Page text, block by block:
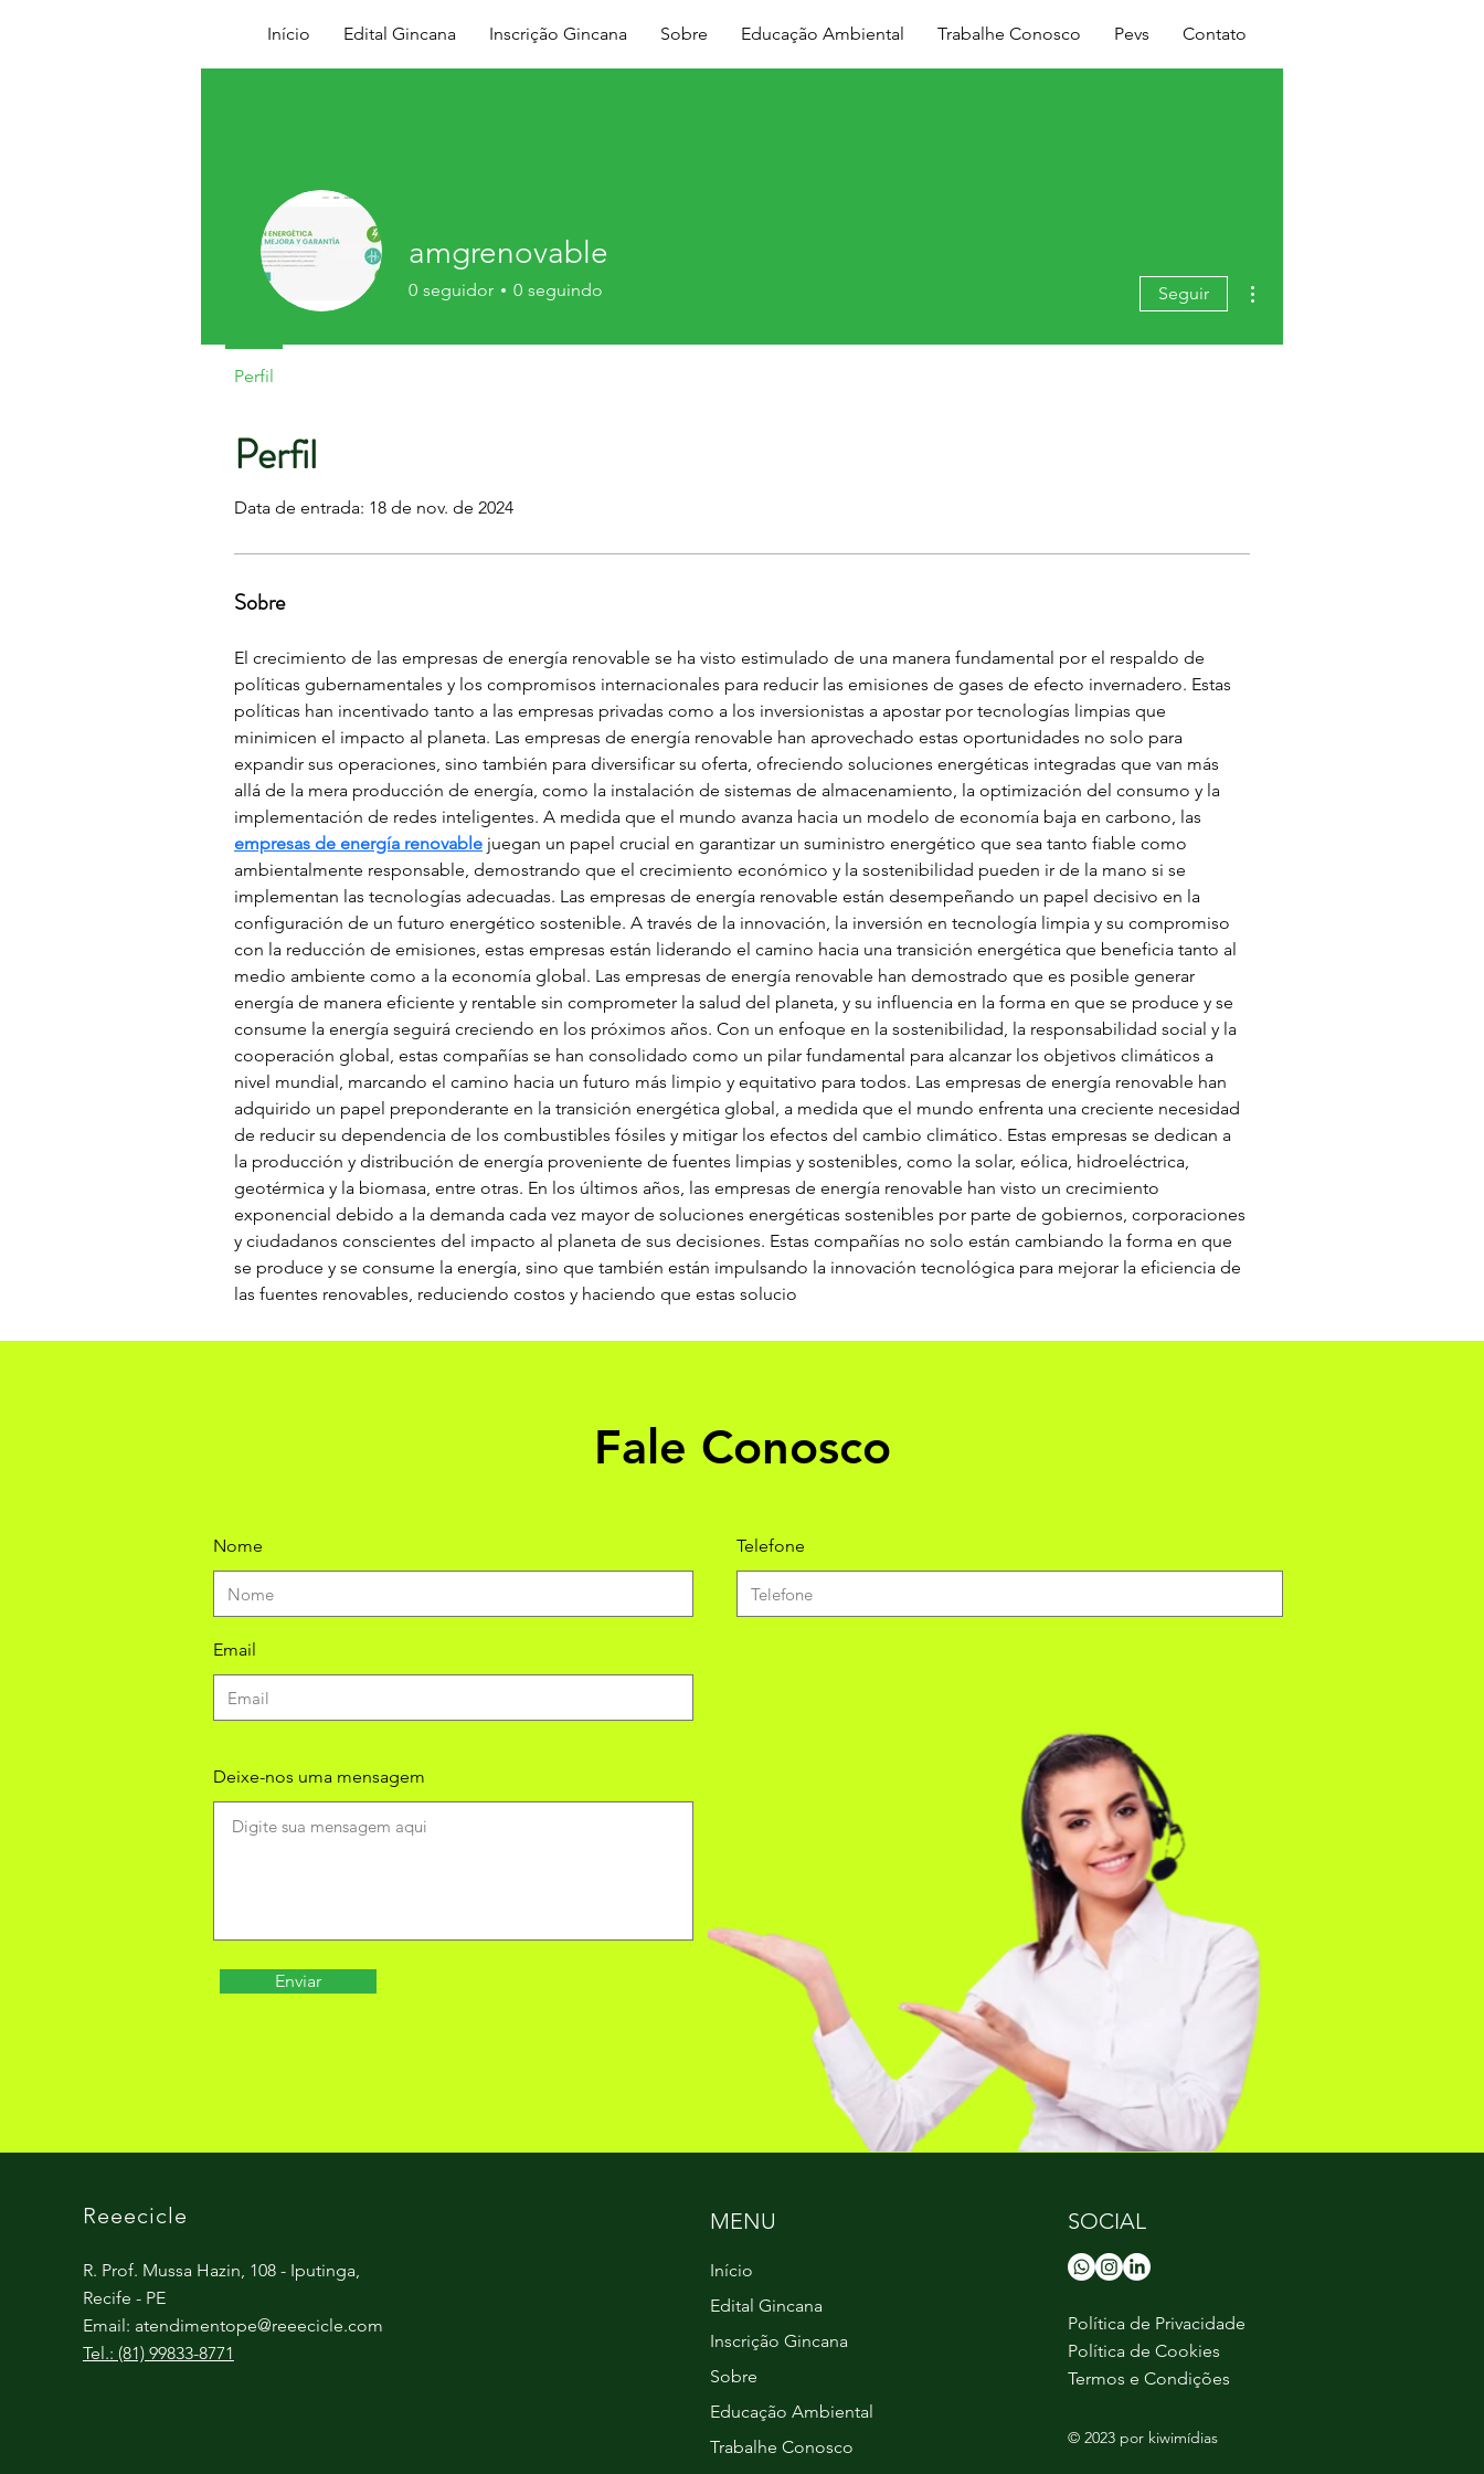
Início Edital Gincana Inscrição Gincana Sobre Educação Ambiental Trabalhe Conosco Pevs Contato
Perfil
Data de entrada: 18 de nov. de 2024
Sobre
El crecimiento de las empresas de energía renovable se ha visto estimulado de una manera fundamental por el respaldo de
políticas gubernamentales y los compromisos internacionales para reducir las emisiones de gases de efecto invernadero. Estas
políticas han incentivado tanto a las empresas privadas como a los inversionistas a apostar por tecnologías limpias que
minimicen el impacto al planeta. Las empresas de energía renovable han aprovechado estas oportunidades no solo para
expandir sus operaciones, sino también para diversificar su oferta, ofreciendo soluciones energéticas integradas que van más
allá de la mera producción de energía, como la instalación de sistemas de almacenamiento, la optimización del consumo y la
implementación de redes inteligentes. A medida que el mundo avanza hacia un modelo de economía baja en carbono, las
empresas de energía renovable juegan un papel crucial en garantizar un suministro energético que sea tanto fiable como
ambientalmente responsable, demostrando que el crecimiento económico y la sostenibilidad pueden ir de la mano si se
implementan las tecnologías adecuadas. Las empresas de energía renovable están desempeñando un papel decisivo en la
configuración de un futuro energético sostenible. A través de la innovación, la inversión en tecnología limpia y su compromiso
con la reducción de emisiones, estas empresas están liderando el camino hacia una transición energética que beneficia tanto al
medio ambiente como a la economía global. Las empresas de energía renovable han demostrado que es posible generar
energía de manera eficiente y rentable sin comprometer la salud del planeta, y su influencia en la forma en que se produce y se
consume la energía seguirá creciendo en los próximos años. Con un enfoque en la sostenibilidad, la responsabilidad social y la
cooperación global, estas compañías se han consolidado como un pilar fundamental para alcanzar los objetivos climáticos a
nivel mundial, marcando el camino hacia un futuro más limpio y equitativo para todos. Las empresas de energía renovable han
adquirido un papel preponderante en la transición energética global, a medida que el mundo enfrenta una creciente necesidad
de reducir su dependencia de los combustibles fósiles y mitigar los efectos del cambio climático. Estas empresas se dedican a
la producción y distribución de energía proveniente de fuentes limpias y sostenibles, como la solar, eólica, hidroeléctrica,
geotérmica y la biomasa, entre otras. En los últimos años, las empresas de energía renovable han visto un crecimiento
exponencial debido a la demanda cada vez mayor de soluciones energéticas sostenibles por parte de gobiernos, corporaciones
y ciudadanos conscientes del impacto al planeta de sus decisiones. Estas compañías no solo están cambiando la forma en que
se produce y se consume la energía, sino que también están impulsando la innovación tecnológica para mejorar la eficiencia de
las fuentes renovables, reduciendo costos y haciendo que estas solucio
amgrenovable
0 seguidor 0 seguindo Seguir
Perfil
Fale Conosco
Nome Telefone
Email
Deixe-nos uma mensagem
Enviar
Reeecicle
R. Prof. Mussa Hazin, 108 - Iputinga,
Recife - PE
Email: atendimentope@reeecicle.com
Tel.: (81) 99833-8771
MENU
Início
Edital Gincana
Inscrição Gincana
Sobre
Educação Ambiental
Trabalhe Conosco
SOCIAL
Política de Privacidade
Política de Cookies
Termos e Condições
© 2023 por kiwimídias